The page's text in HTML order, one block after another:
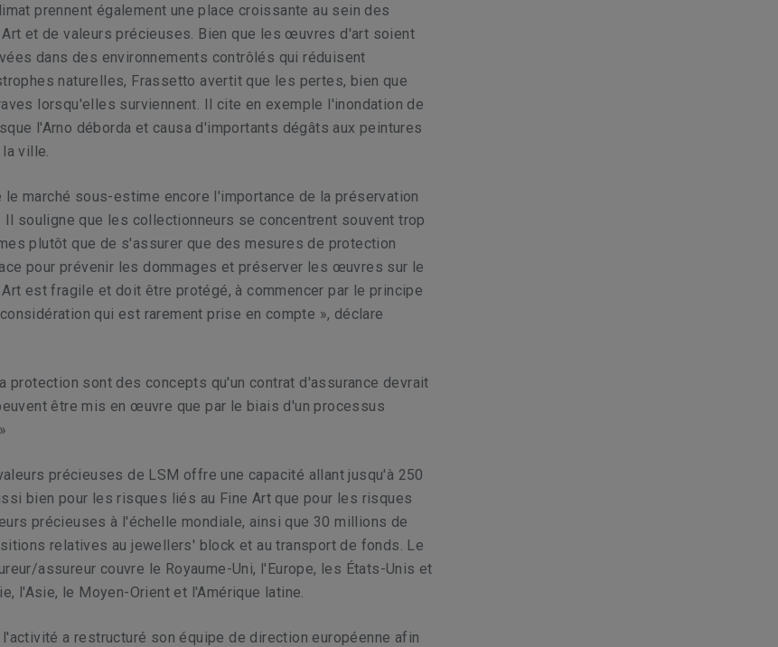
prennent également une place croissante au sein des
et de valeurs précieuses. Bien que les œuvres d'art soient
dans des environnements contrôlés qui réduisent
naturelles, Frassetto avertit que les pertes, bien que
lorsqu'elles surviennent. Il cite en exemple l'inondation de
l'Arno déborda et causa d'importants dégâts aux peintures
ville.
marché sous-estime encore l'importance de la préservation
Il souligne que les collectionneurs se concentrent souvent trop
plutôt que de s'assurer que des mesures de protection
pour prévenir les dommages et préserver les œuvres sur le
est fragile et doit être protégé, à commencer par le principe
qui est rarement prise en compte », déclare
protection sont des concepts qu'un contrat d'assurance devrait
être mis en œuvre que par le biais d'un processus
précieuses de LSM offre une capacité allant jusqu'à 250
bien pour les risques liés au Fine Art que pour les risques
précieuses à l'échelle mondiale, ainsi que 30 millions de
relatives au jewellers' block et au transport de fonds. Le
assureur couvre le Royaume-Uni, l'Europe, les États-Unis et
l'Asie, le Moyen-Orient et l'Amérique latine.
a restructuré son équipe de direction européenne afin